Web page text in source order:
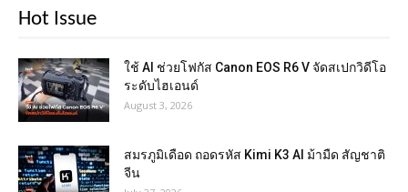
Hot Issue
ใช้ AI ช่วยโฟกัส Canon EOS R6 V จัดสเปกวิดีโอ
ระดับไฮเอนด์
August 3, 2026
สมรภูมิเดือด ถอดรหัส Kimi K3 AI ม้ามืด สัญชาติ
จีน